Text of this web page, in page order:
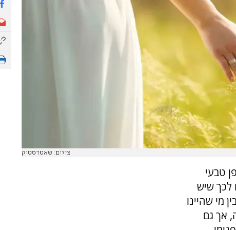
צילום: שאטרסטוק
טבעי
לכך שיש
מי שהיינו
אך גם